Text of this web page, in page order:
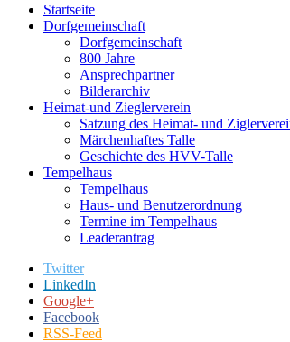
Startseite
Dorfgemeinschaft
Dorfgemeinschaft
800 Jahre
Ansprechpartner
Bilderarchiv
Heimat-und Zieglerverein
Satzung des Heimat- und
Märchenhaftes Talle
Geschichte des HVV-Talle
Tempelhaus
Tempelhaus
Haus- und Benutzerordnung
Termine im Tempelhaus
Leaderantrag
Twitter
LinkedIn
Google+
Facebook
RSS-Feed